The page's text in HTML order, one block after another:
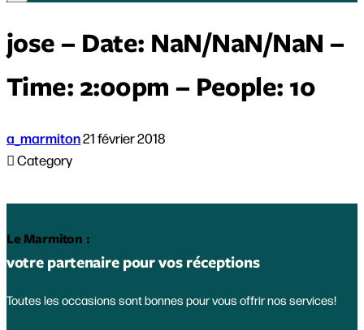
jose – Date: NaN/NaN/NaN –
Time: 2:00pm – People: 10
a_marmiton21 février 2018
Category
Le Marmiton :
votre partenaire pour vos réceptions
Toutes les occasions sont bonnes pour vous offrir nos services!